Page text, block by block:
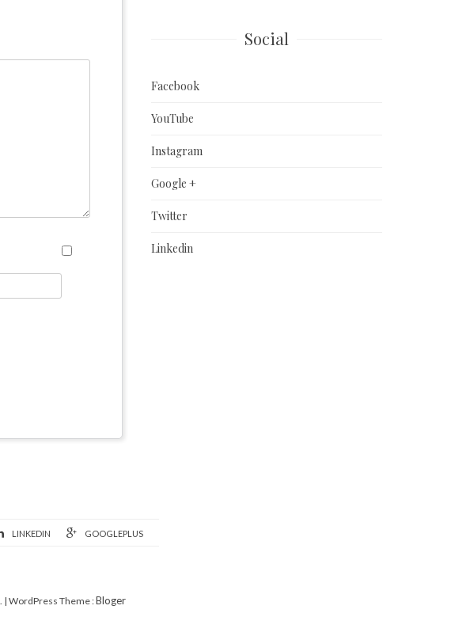
Social
Facebook
YouTube
Instagram
Google +
Twitter
Linkedin
LINKEDIN GOOGLEPLUS
| WordPress Theme :Bloger